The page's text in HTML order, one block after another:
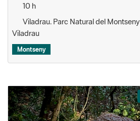
10 h
Viladrau. Parc Natural del Montseny
Viladrau
Montseny